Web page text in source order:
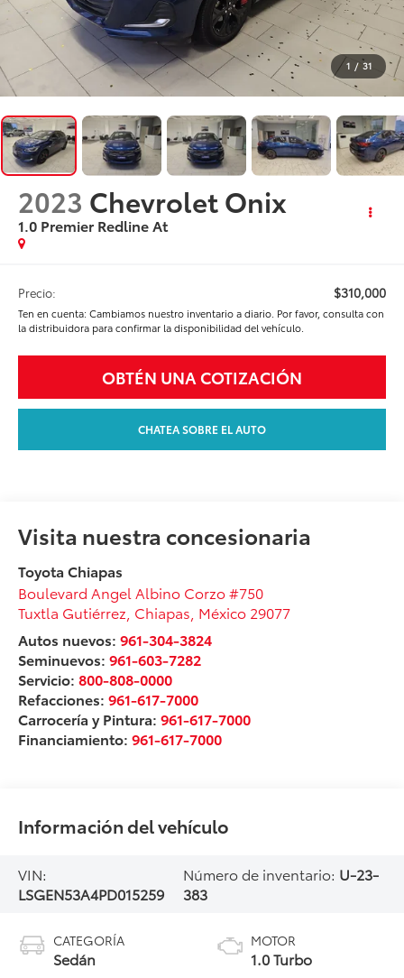
1 / 31
2023 Chevrolet Onix
1.0 Premier Redline At
Precio: $310,000
Ten en cuenta: Cambiamos nuestro inventario a diario. Por favor, consulta con
la distribuidora para confirmar la disponibilidad del vehículo.
OBTÉN UNA COTIZACIÓN
CHATEA SOBRE EL AUTO
Visita nuestra concesionaria
Toyota Chiapas
Boulevard Angel Albino Corzo #750
Tuxtla Gutiérrez Chiapas , México 29077
Autos nuevos:961-304-3824
Seminuevos:961-603-7282
Servicio:800-808-0000
Refacciones:961-617-7000
Carrocería y Pintura:961-617-7000
Financiamiento:961-617-7000
Información del vehículo
VIN:
LSGEN53A4PD015259
Número de inventario: U-23-
383
CATEGORÍA
Sedán
MOTOR
1.0 Turbo